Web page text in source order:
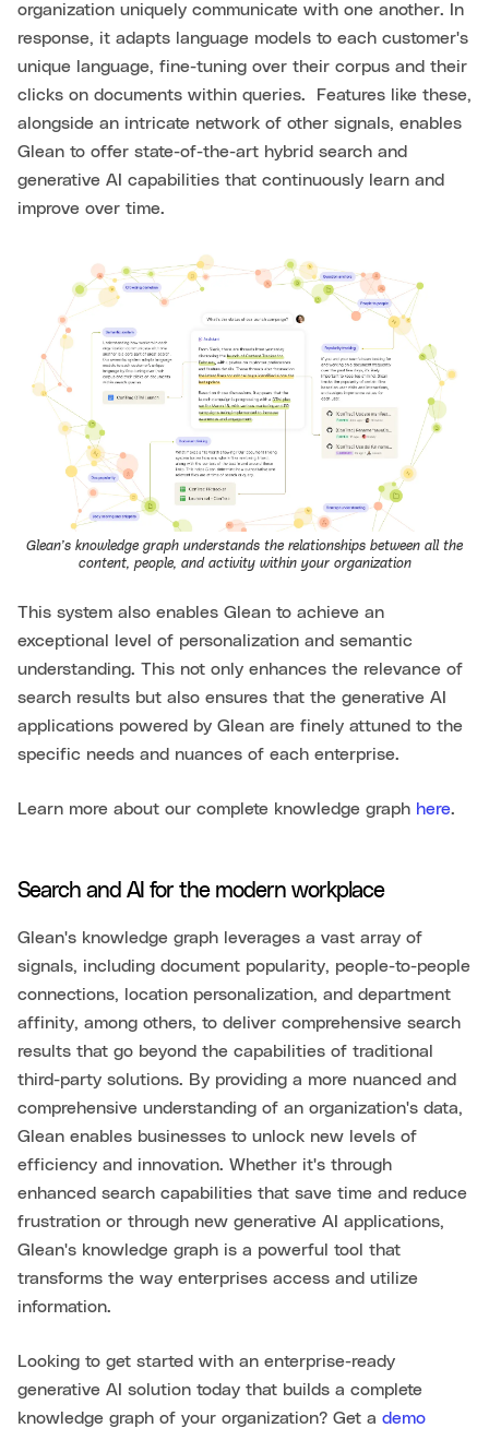
organization uniquely communicate with one another. In
response, it adapts language models to each customer's
unique language, fine-tuning over their corpus and their
clicks on documents within queries. Features like these,
alongside an intricate network of other signals, enables
Glean to offer state-of-the-art hybrid search and
generative AI capabilities that continuously learn and
improve over time.
Glean’s knowledge graph understands the relationships between all the
content, people, and activity within your organization
This system also enables Glean to achieve an
exceptional level of personalization and semantic
understanding. This not only enhances the relevance of
search results but also ensures that the generative AI
applications powered by Glean are finely attuned to the
specific needs and nuances of each enterprise.
Learn more about our complete knowledge graph here.
Search and AI for the modern workplace
Glean's knowledge graph leverages a vast array of
signals, including document popularity, people-to-people
connections, location personalization, and department
affinity, among others, to deliver comprehensive search
results that go beyond the capabilities of traditional
third-party solutions. By providing a more nuanced and
comprehensive understanding of an organization's data,
Glean enables businesses to unlock new levels of
efficiency and innovation. Whether it's through
enhanced search capabilities that save time and reduce
frustration or through new generative AI applications,
Glean's knowledge graph is a powerful tool that
transforms the way enterprises access and utilize
information.
Looking to get started with an enterprise-ready
generative AI solution today that builds a complete
knowledge graph of your organization? Get a demo